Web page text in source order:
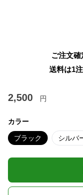
ご注文
送料は1
2,500 円
カラー
ブラック シルバ